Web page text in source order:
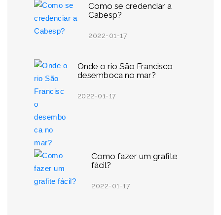
Como se credenciar a
Cabesp?
2022-01-17
Onde o rio São Francisco
desemboca no mar?
2022-01-17
Como fazer um grafite
fácil?
2022-01-17